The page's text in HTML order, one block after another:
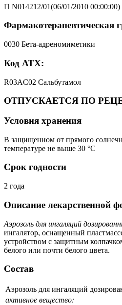
П N014212/01(06/01/2010 00:00:00)
Фармакотерапевтическая
0030 Бета-адреномиметики
Код АТХ:
R03AC02 Сальбутамол
ОТПУСКАЕТСЯ ПО
Условия хранения
В защищенном от прямого
температуре не выше 30 °C
Срок годности
2 года
Описание лекарственной
Аэрозоль для ингаляций
ингалятор, оснащенный
устройством с защитным
белого или почти белого цвета.
Состав
Аэрозоль для ингаляций
активное вещество: